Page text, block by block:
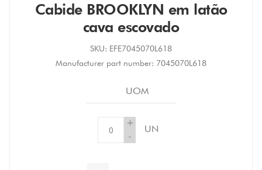
Cabide BROOKLYN em latão
cava escovado
SKU: EFE7045070L618
Manufacturer part number: 7045070L618
UOM
+
-
UN